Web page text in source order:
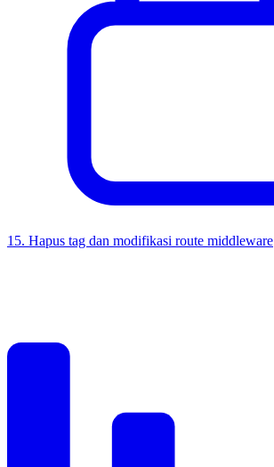
15. Hapus tag dan modifikasi route middleware